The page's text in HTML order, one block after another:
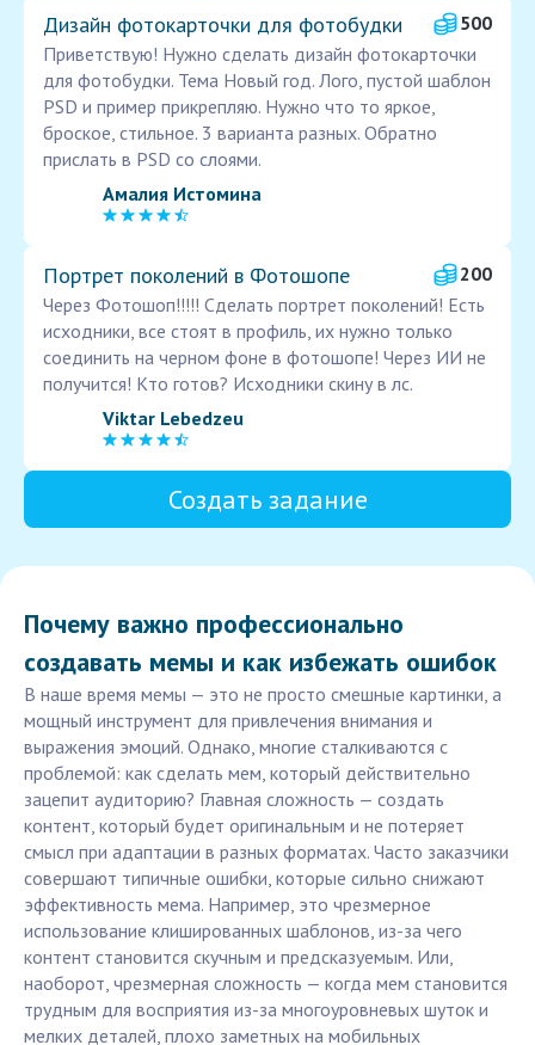
Дизайн фотокарточки для фотобудки
500
Приветствую! Нужно сделать дизайн фотокарточки
для фотобудки. Тема Новый год. Лого, пустой шаблон
PSD и пример прикрепляю. Нужно что то яркое,
броское, стильное. 3 варианта разных. Обратно
прислать в PSD со слоями.
Амалия Истомина
Портрет поколений в Фотошопе
200
Через Фотошоп!!!!! Сделать портрет поколений! Есть
исходники, все стоят в профиль, их нужно только
соединить на черном фоне в фотошопе! Через ИИ не
получится! Кто готов? Исходники скину в лс.
Viktar Lebedzeu
Создать задание
Почему важно профессионально
создавать мемы и как избежать ошибок
В наше время мемы — это не просто смешные картинки, а
мощный инструмент для привлечения внимания и
выражения эмоций. Однако, многие сталкиваются с
проблемой: как сделать мем, который действительно
зацепит аудиторию? Главная сложность — создать
контент, который будет оригинальным и не потеряет
смысл при адаптации в разных форматах. Часто заказчики
совершают типичные ошибки, которые сильно снижают
эффективность мема. Например, это чрезмерное
использование клишированных шаблонов, из-за чего
контент становится скучным и предсказуемым. Или,
наоборот, чрезмерная сложность — когда мем становится
трудным для восприятия из-за многоуровневых шуток и
мелких деталей, плохо заметных на мобильных